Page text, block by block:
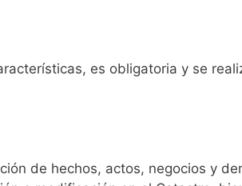
es obligatoria y se
de hechos, actos, negocios y